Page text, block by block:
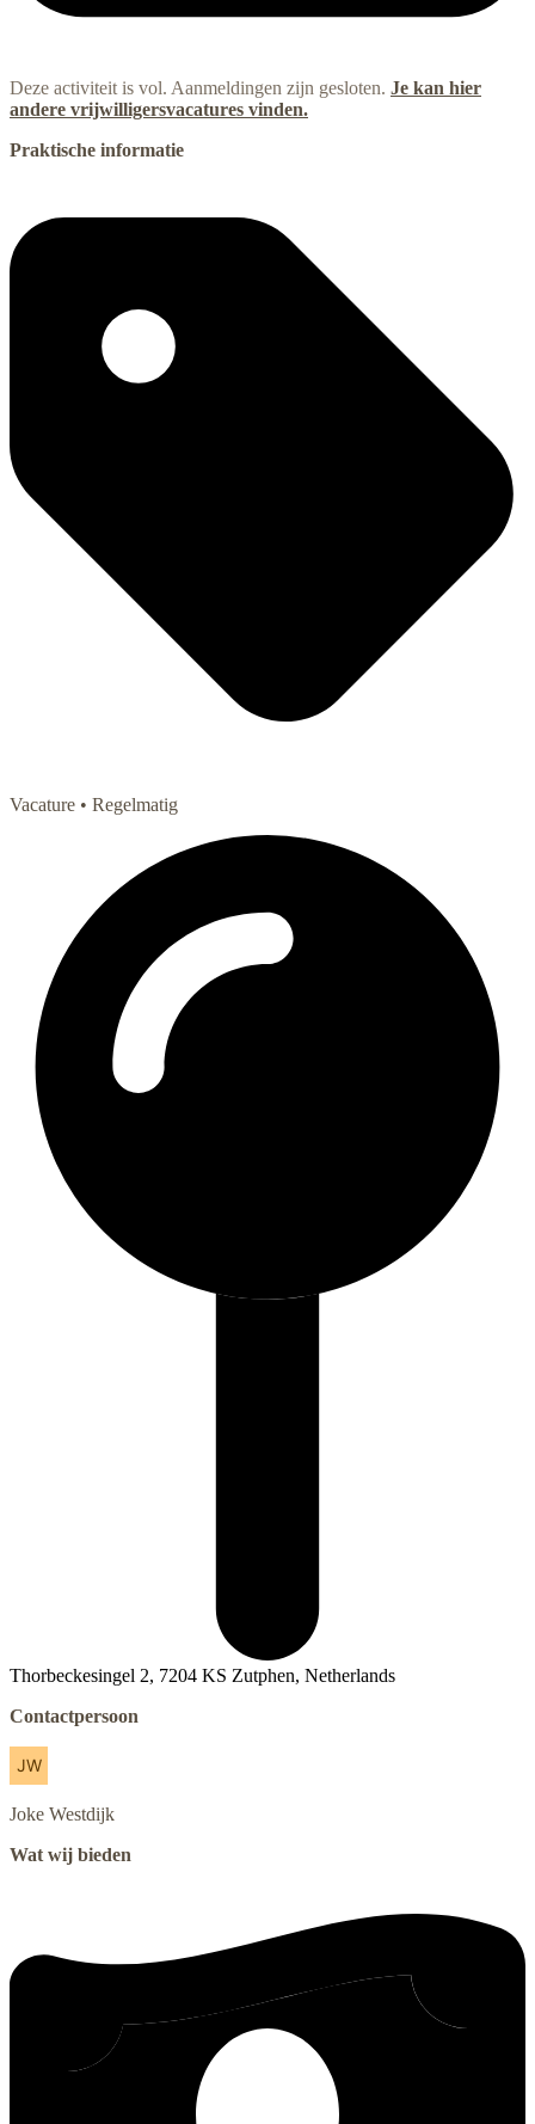
Deze activiteit is vol. Aanmeldingen zijn gesloten. Je kan hier
andere vrijwilligersvacatures vinden.
Praktische informatie
Vacature • Regelmatig
Thorbeckesingel 2, 7204 KS Zutphen, Netherlands
Contactpersoon
Joke Westdijk
Wat wij bieden